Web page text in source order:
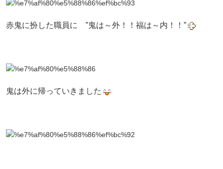
赤鬼に扮した職員に ”鬼は～外！！福は～内！！”
鬼は外に帰っていきました